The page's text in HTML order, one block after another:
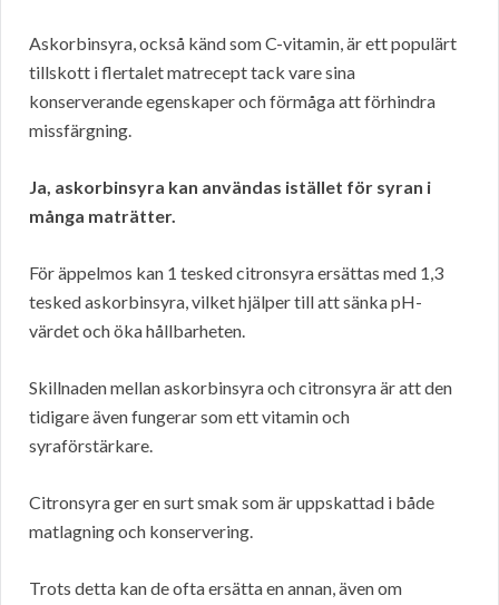
Askorbinsyra, också känd som C-vitamin, är ett populärt
tillskott i flertalet matrecept tack vare sina
konserverande egenskaper och förmåga att förhindra
missfärgning.
Ja, askorbinsyra kan användas istället för syran i
många maträtter.
För äppelmos kan 1 tesked citronsyra ersättas med 1,3
tesked askorbinsyra, vilket hjälper till att sänka pH-
värdet och öka hållbarheten.
Skillnaden mellan askorbinsyra och citronsyra är att den
tidigare även fungerar som ett vitamin och
syraförstärkare.
Citronsyra ger en surt smak som är uppskattad i både
matlagning och konservering.
Trots detta kan de ofta ersätta en annan, även om